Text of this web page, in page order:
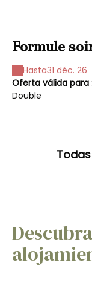
Formule
affaires”,
Hasta31 déc. 26
Oferta válida para
Double